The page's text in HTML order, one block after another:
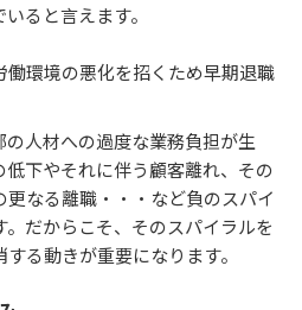
ると言えます。
環境の悪化を招くため早期退職
人材への過度な業務負担が生
低下やそれに伴う顧客離れ、その
なる離職・・・など負のスパイ
だからこそ、そのスパイラルを
る動きが重要になります。